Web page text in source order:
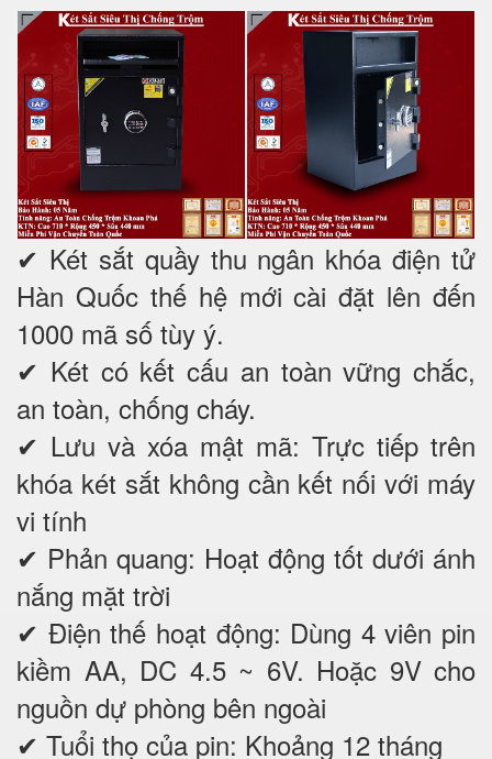
✔ Két sắt quầy thu ngân khóa điện tử
Hàn Quốc thế hệ mới cài đặt lên đến
1000 mã số tùy ý.
✔ Két có kết cấu an toàn vững chắc,
an toàn, chống cháy.
✔ Lưu và xóa mật mã: Trực tiếp trên
khóa két sắt không cần kết nối với máy
vi tính
✔ Phản quang: Hoạt động tốt dưới ánh
nắng mặt trời
✔ Điện thế hoạt động: Dùng 4 viên pin
kiềm AA, DC 4.5 ~ 6V. Hoặc 9V cho
nguồn dự phòng bên ngoài
✔ Tuổi thọ của pin: Khoảng 12 tháng